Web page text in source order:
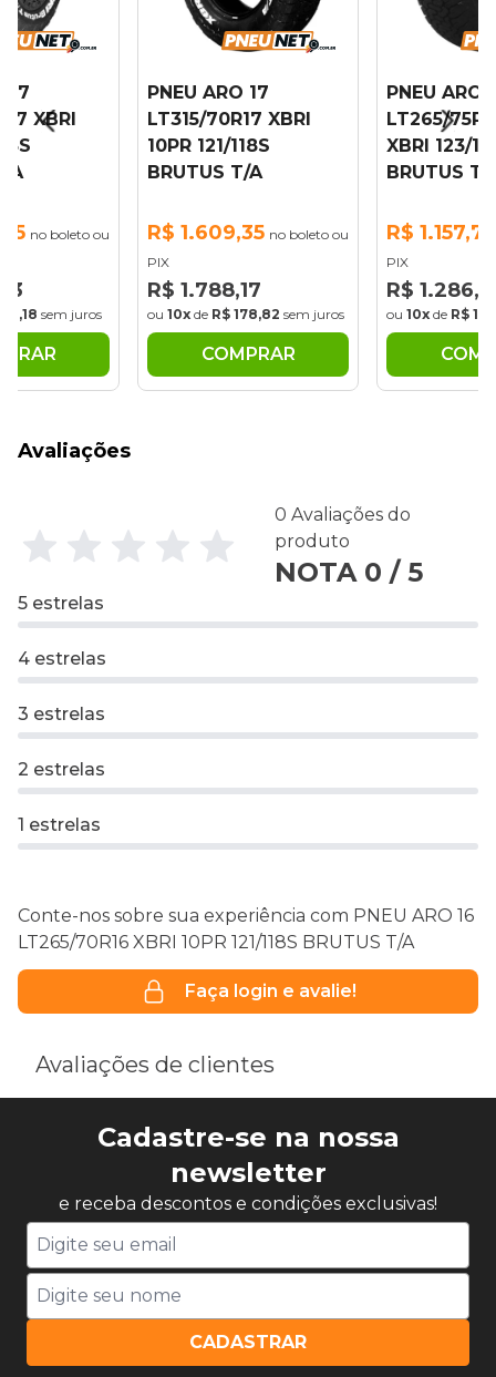
17
XBRI
A
no boleto ou
sem juros
PNEU ARO 17
LT315/70R17 XBRI
10PR 121/118S
BRUTUS T/A
R$ 1.609,35 no boleto ou
PIX
R$ 1.788,17
ou 10x de R$ 178,82 sem juros
COMPRAR
PNEU ARO
LT265/
XBRI 123/
BRUTUS T/
R$
PIX
R$
ou 10x de R$
Avaliações
0 Avaliações do
produto
NOTA 0 / 5
5 estrelas
4 estrelas
3 estrelas
2 estrelas
1 estrelas
Conte-nos sobre sua experiência com PNEU ARO 16
LT265/70R16 XBRI 10PR 121/118S BRUTUS T/A
Faça login e avalie!
Avaliações de clientes
Cadastre-se na nossa
newsletter
e receba descontos e condições exclusivas!
CADASTRAR